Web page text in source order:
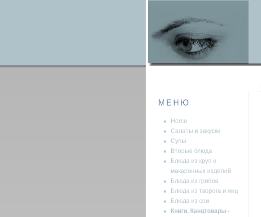
МЕНЮ
Home
Салаты и закуски
Супы
Вторые блюда
Блюда из круп и
макаронных изделий
Блюда из грибов
Блюда из творога и яиц
Блюда из сои
Книги, Канцтовары -